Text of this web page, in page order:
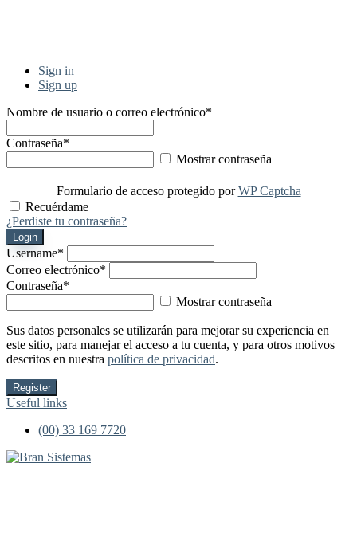
Sign in
Sign up
Nombre de usuario o correo electrónico*
Contraseña*
Mostrar contraseña
Formulario de acceso protegido porWP Captcha
Recuérdame
¿Perdiste tu contraseña?
Login
Username*
Correo electrónico*
Contraseña*
Mostrar contraseña
Sus datos personales se utilizarán para mejorar su experiencia en
este sitio, para manejar el acceso a tu cuenta, y para otros motivos
descritos en nuestra política de privacidad.
Register
Useful links
(00) 33 169 7720